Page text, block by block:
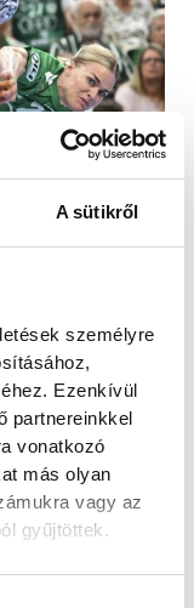
A sütikről
személyre
Ezenkívül
partnereinkkel
vonatkozó
más olyan
vagy az
gyűjtöttek.
a Győr
KC -
MVM
Illyés
góljával
piros